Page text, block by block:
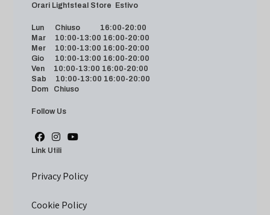
Orari Lightsteal Store Estivo
Lun Chiuso 16:00-20:00
Mar 10:00-13:00 16:00-20:00
Mer 10:00-13:00 16:00-20:00
Gio 10:00-13:00 16:00-20:00
Ven 10:00-13:00 16:00-20:00
Sab 10:00-13:00 16:00-20:00
Dom Chiuso
Follow Us
Link Utili
Privacy Policy
Cookie Policy